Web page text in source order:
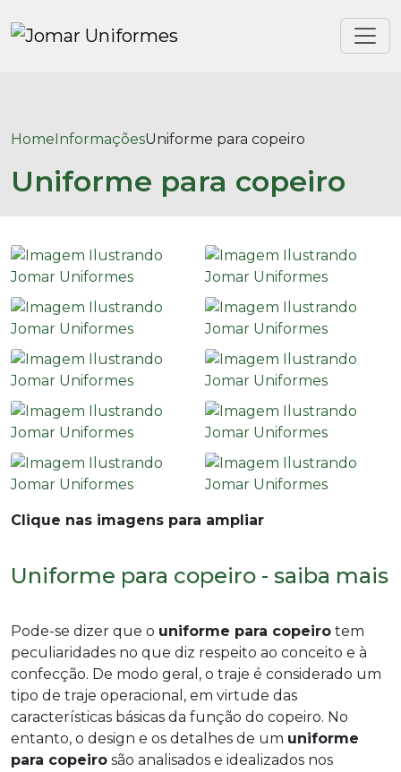
HomeInformaçõesUniforme para copeiro
Uniforme para copeiro
Clique nas imagens para ampliar
Uniforme para copeiro - saiba mais
Pode-se dizer que o uniforme para copeiro tem
peculiaridades no que diz respeito ao conceito e à
confecção. De modo geral, o traje é considerado um
tipo de traje operacional, em virtude das
características básicas da função do copeiro. No
entanto, o design e os detalhes de um uniforme
para copeiro são analisados e idealizados nos